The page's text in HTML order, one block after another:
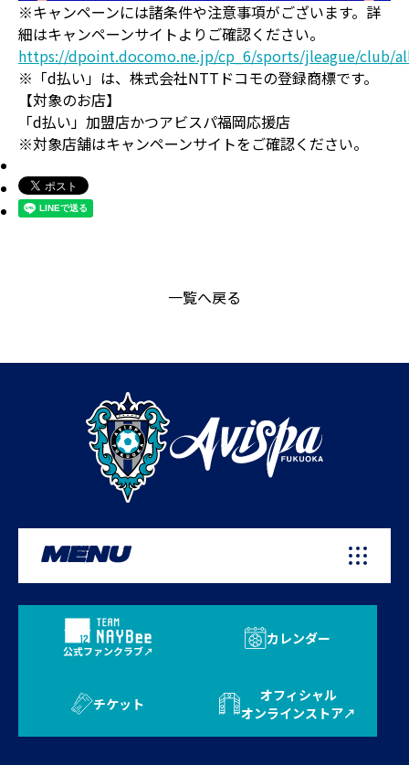
※キャンペーンには諸条件や注意事項がございます。詳
細はキャンペーンサイトよりご確認ください。
https://dpoint.docomo.ne.jp/cp_6/sports/jleague/club/
※「d払い」は、株式会社NTTドコモの登録商標です。
【対象のお店】
「d払い」加盟店かつアビスパ福岡応援店
※対象店舗はキャンペーンサイトをご確認ください。
一覧へ戻る
MENU
公式ファンクラブ
カレンダー
チケット
オフィシャル
オンラインストア